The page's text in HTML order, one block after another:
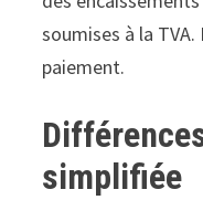
soumises à la
paiement.
simplifiée